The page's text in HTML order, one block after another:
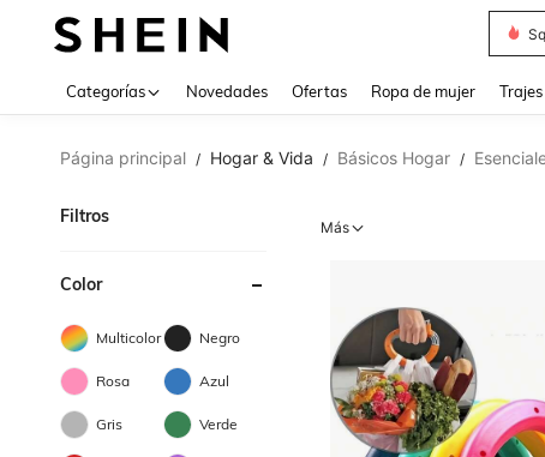
Categorías Novedades Ofertas Ropa de mujer
Página principal / Hogar & Vida / Básicos Hogar /
Filtros
Color
Multicolor Negro
Rosa Azul
Gris Verde
Más